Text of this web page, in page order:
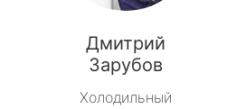
Дмитрий
Зарубов
Холодильный